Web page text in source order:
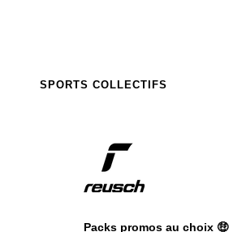
SPORTS COLLECTIFS
Packs promos au choix 🤑